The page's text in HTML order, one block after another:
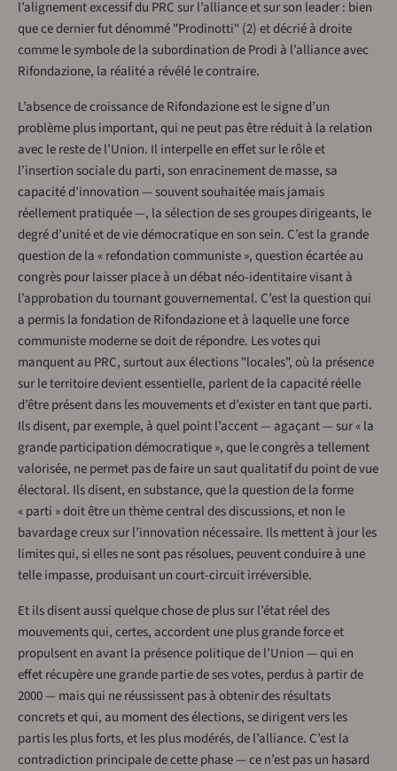
l’alignement excessif du PRC sur l’alliance et sur son leader : bien
que ce dernier fut dénommé "Prodinotti" (2) et décrié à droite
comme le symbole de la subordination de Prodi à l’alliance avec
Rifondazione, la réalité a révélé le contraire.
L’absence de croissance de Rifondazione est le signe d’un
problème plus important, qui ne peut pas être réduit à la relation
avec le reste de l’Union. Il interpelle en effet sur le rôle et
l’insertion sociale du parti, son enracinement de masse, sa
capacité d’innovation — souvent souhaitée mais jamais
réellement pratiquée —, la sélection de ses groupes dirigeants, le
degré d’unité et de vie démocratique en son sein. C’est la grande
question de la « refondation communiste », question écartée au
congrès pour laisser place à un débat néo-identitaire visant à
l’approbation du tournant gouvernemental. C’est la question qui
a permis la fondation de Rifondazione et à laquelle une force
communiste moderne se doit de répondre. Les votes qui
manquent au PRC, surtout aux élections "locales", où la présence
sur le territoire devient essentielle, parlent de la capacité réelle
d’être présent dans les mouvements et d’exister en tant que parti.
Ils disent, par exemple, à quel point l’accent — agaçant — sur « la
grande participation démocratique », que le congrès a tellement
valorisée, ne permet pas de faire un saut qualitatif du point de vue
électoral. Ils disent, en substance, que la question de la forme
« parti » doit être un thème central des discussions, et non le
bavardage creux sur l’innovation nécessaire. Ils mettent à jour les
limites qui, si elles ne sont pas résolues, peuvent conduire à une
telle impasse, produisant un court-circuit irréversible.
Et ils disent aussi quelque chose de plus sur l’état réel des
mouvements qui, certes, accordent une plus grande force et
propulsent en avant la présence politique de l’Union — qui en
effet récupère une grande partie de ses votes, perdus à partir de
2000 — mais qui ne réussissent pas à obtenir des résultats
concrets et qui, au moment des élections, se dirigent vers les
partis les plus forts, et les plus modérés, de l’alliance. C’est la
contradiction principale de cette phase — ce n’est pas un hasard